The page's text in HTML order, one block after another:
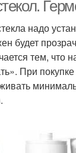
надо
будет
тем, что
При